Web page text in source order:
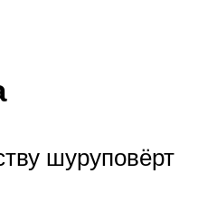
шуруповёрт